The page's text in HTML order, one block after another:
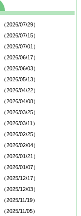
（2026/07/29）
（2026/07/15）
（2026/07/01）
（2026/06/17）
（2026/06/03）
（2026/05/13）
（2026/04/22）
（2026/04/08）
（2026/03/25）
（2026/03/11）
（2026/02/25）
（2026/02/04）
（2026/01/21）
（2026/01/07）
（2025/12/17）
（2025/12/03）
（2025/11/19）
（2025/11/05）